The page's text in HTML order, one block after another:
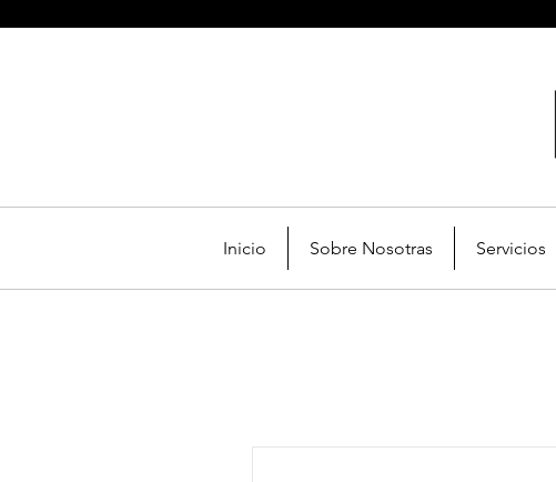
Inicio Sobre Nosotras Servicios